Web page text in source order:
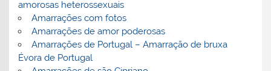
amorosas heterossexuais
Amarrações com fotos
Amarrações de amor poderosas
Amarrações de Portugal – Amarração de bruxa
Évora de Portugal